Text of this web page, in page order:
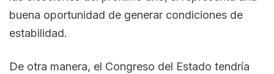
buena oportunidad de generar condiciones de
estabilidad.
De otra manera, el Congreso del Estado tendría